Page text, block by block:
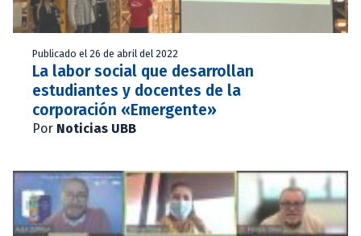
Publicado el 26 de abril del 2022
La labor social que desarrollan
estudiantes y docentes de la
corporación «Emergente»
Por Noticias UBB